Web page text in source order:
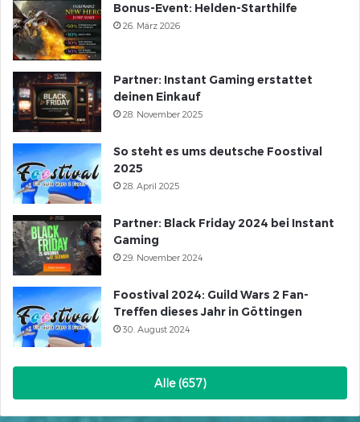
Bonus-Event: Helden-Starthilfe
26. März 2026
Partner: Instant Gaming erstattet
deinen Einkauf
28. November 2025
So steht es ums deutsche Foostival
2025
28. April 2025
Partner: Black Friday 2024 bei Instant
Gaming
29. November 2024
Foostival 2024: Guild Wars 2 Fan-
Treffen dieses Jahr in Göttingen
30. August 2024
Alle (657)